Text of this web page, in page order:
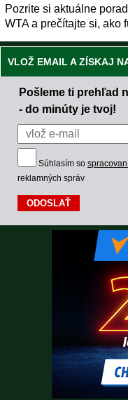
Pozrite si aktuálne
WTA a prečítajte si, ako
VLOŽ EMAIL A ZÍSKAJ
Pošleme ti prehľad
- do minúty je tvoj!
Súhlasím so
reklamných správ